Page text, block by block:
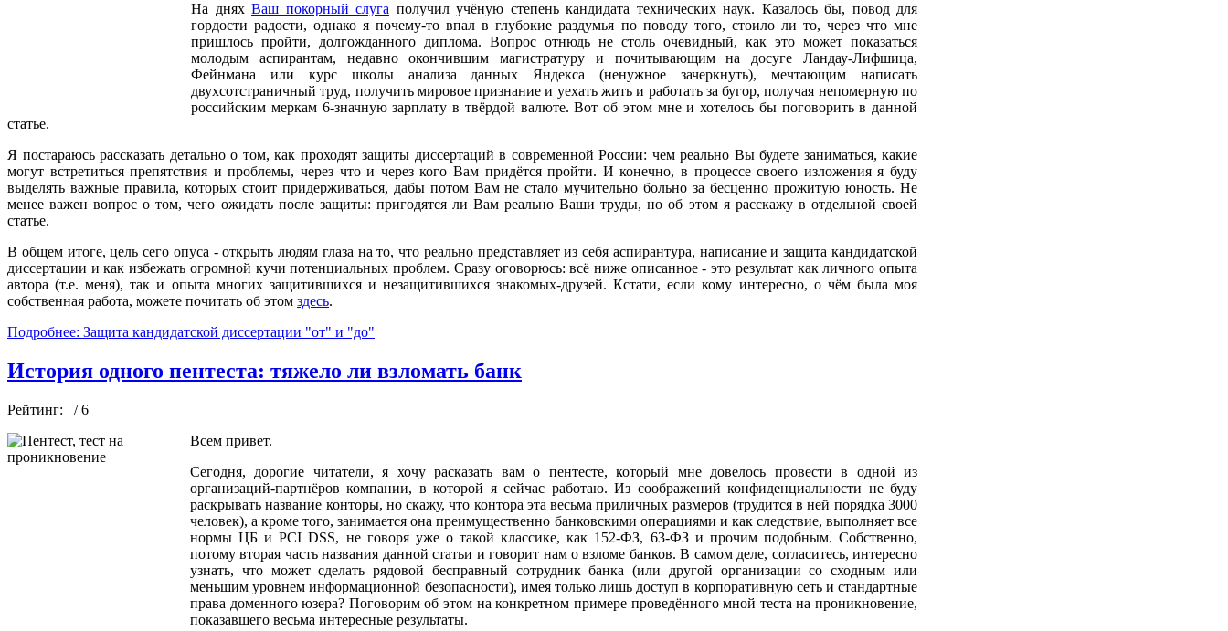
На днях Ваш покорный слуга получил учёную степень кандидата технических наук. Казалось бы, повод для
гордости радости, однако я почему-то впал в глубокие раздумья по поводу того, стоило ли то, через что мне
пришлось пройти, долгожданного диплома. Вопрос отнюдь не столь очевидный, как это может показаться
молодым аспирантам, недавно окончившим магистратуру и почитывающим на досуге Ландау-Лифшица,
Фейнмана или курс школы анализа данных Яндекса (ненужное зачеркнуть), мечтающим написать
двухсотстраничный труд, получить мировое признание и уехать жить и работать за бугор, получая непомерную по
российским меркам 6-значную зарплату в твёрдой валюте. Вот об этом мне и хотелось бы поговорить в данной
статье.
Я постараюсь рассказать детально о том, как проходят защиты диссертаций в современной России: чем реально Вы будете заниматься, какие
могут встретиться препятствия и проблемы, через что и через кого Вам придётся пройти. И конечно, в процессе своего изложения я буду
выделять важные правила, которых стоит придерживаться, дабы потом Вам не стало мучительно больно за бесценно прожитую юность. Не
менее важен вопрос о том, чего ожидать после защиты: пригодятся ли Вам реально Ваши труды, но об этом я расскажу в отдельной своей
статье.
В общем итоге, цель сего опуса - открыть людям глаза на то, что реально представляет из себя аспирантура, написание и защита кандидатской
диссертации и как избежать огромной кучи потенциальных проблем. Сразу оговорюсь: всё ниже описанное - это результат как личного опыта
автора (т.е. меня), так и опыта многих защитившихся и незащитившихся знакомых-друзей. Кстати, если кому интересно, о чём была моя
собственная работа, можете почитать об этом здесь.
Подробнее: Защита кандидатской диссертации "от" и "до"
История одного пентеста: тяжело ли взломать банк
Рейтинг:
/ 6
Всем привет.
Сегодня, дорогие читатели, я хочу расказать вам о пентесте, который мне довелось провести в одной из
организаций-партнёров компании, в которой я сейчас работаю. Из соображений конфиденциальности не буду
раскрывать название конторы, но скажу, что контора эта весьма приличных размеров (трудится в ней порядка 3000
человек), а кроме того, занимается она преимущественно банковскими операциями и как следствие, выполняет все
нормы ЦБ и PCI DSS, не говоря уже о такой классике, как 152-ФЗ, 63-ФЗ и прочим подобным. Собственно,
потому вторая часть названия данной статьи и говорит нам о взломе банков. В самом деле, согласитесь, интересно
узнать, что может сделать рядовой бесправный сотрудник банка (или другой организации со сходным или
меньшим уровнем информационной безопасности), имея только лишь доступ в корпоративную сеть и стандартные
права доменного юзера? Поговорим об этом на конкретном примере проведённого мной теста на проникновение,
показавшего весьма интересные результаты.